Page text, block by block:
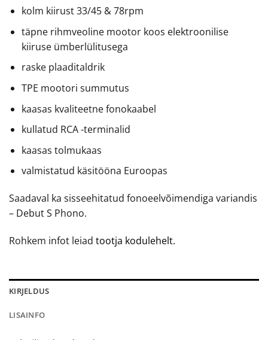
kolm kiirust 33/45 & 78rpm
täpne rihmveoline mootor koos elektroonilise
kiiruse ümberlülitusega
raske plaaditaldrik
TPE mootori summutus
kaasas kvaliteetne fonokaabel
kullatud RCA -terminalid
kaasas tolmukaas
valmistatud käsitööna Euroopas
Saadaval ka sisseehitatud fonoeelvõimendiga variandis
– Debut S Phono.
Rohkem infot leiad tootja kodulehelt.
KIRJELDUS
LISAINFO